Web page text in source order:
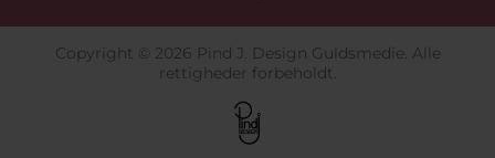
Copyright © 2026 Pind J. Design Guldsmedie. Alle
rettigheder forbeholdt.